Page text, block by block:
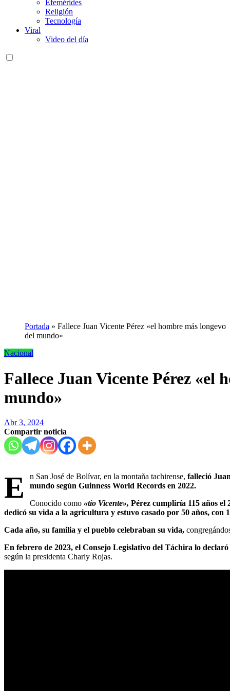
Efemérides
Religión
Tecnología
Viral
Video del día
Portada » Fallece Juan Vicente Pérez «el hombre más longevo
del mundo»
Nacional
Fallece Juan Vicente Pérez «el
mundo»
Abr 3, 2024
Compartir noticia
E n San José de Bolívar, en la montaña tachirense, falleció
mundo según Guinness World Records en 2022.
Conocido como «tío Vicente», Pérez cumpliría 115 años el
dedicó su vida a la agricultura y estuvo casado por 50 años,
Cada año, su familia y el pueblo celebraban su vida,
En febrero de 2023, el Consejo Legislativo del Táchira lo
según la presidenta Charly Rojas.